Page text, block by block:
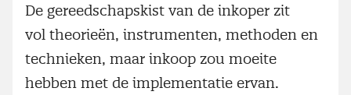
De gereedschapskist van de inkoper zit
vol theorieën, instrumenten, methoden en
technieken, maar inkoop zou moeite
hebben met de implementatie ervan.